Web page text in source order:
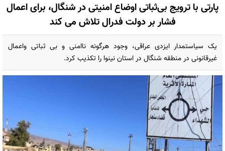
پارتی با ترویج بی‌ثباتی اوضاع امنیتی در شنگال، برای اعمال
فشار بر دولت فدرال تلاش می کند
یک سیاستمدار ایزدی عراقی، وجود هرگونه ناامنی و بی ثباتی واعمال
غیرقانونی در منطقه شنگال در استان نینوا را تکذیب کرد.